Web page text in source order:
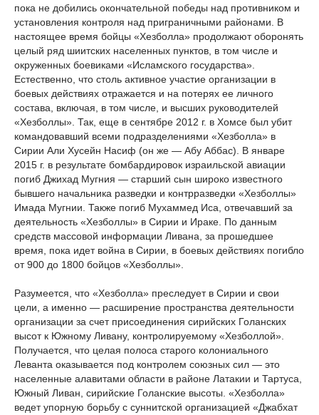
пока не добились окончательной победы над противником и
установления контроля над приграничными районами. В
настоящее время бойцы «Хезболла» продолжают оборонять
целый ряд шиитских населенных пунктов, в том числе и
окруженных боевиками «Исламского государства».
Естественно, что столь активное участие организации в
боевых действиях отражается и на потерях ее личного
состава, включая, в том числе, и высших руководителей
«Хезболлы». Так, еще в сентябре 2012 г. в Хомсе был убит
командовавший всеми подразделениями «Хезболла» в
Сирии Али Хусейн Насиф (он же — Абу Аббас). В январе
2015 г. в результате бомбардировок израильской авиации
погиб Джихад Мугния — старший сын широко известного
бывшего начальника разведки и контрразведки «Хезболлы»
Имада Мугнии. Также погиб Мухаммед Иса, отвечавший за
деятельность «Хезболлы» в Сирии и Ираке. По данным
средств массовой информации Ливана, за прошедшее
время, пока идет война в Сирии, в боевых действиях погибло
от 900 до 1800 бойцов «Хезболлы».
Разумеется, что «Хезболла» преследует в Сирии и свои
цели, а именно — расширение пространства деятельности
организации за счет присоединения сирийских Голанских
высот к Южному Ливану, контролируемому «Хезболлой».
Получается, что целая полоса старого колониального
Леванта оказывается под контролем союзных сил — это
населенные алавитами области в районе Латакии и Тартуса,
Южный Ливан, сирийские Голанские высоты. «Хезболла»
ведет упорную борьбу с суннитской организацией «Джабхат